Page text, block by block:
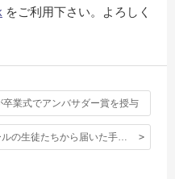
をご利用下さい。よろしく
業式でアンバサダー賞を授与